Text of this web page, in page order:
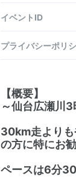
イベントID
プライバシーポリ
【概要】
～仙台広瀬川3
30km走よりも
の方に特にお勧
ペースは6分